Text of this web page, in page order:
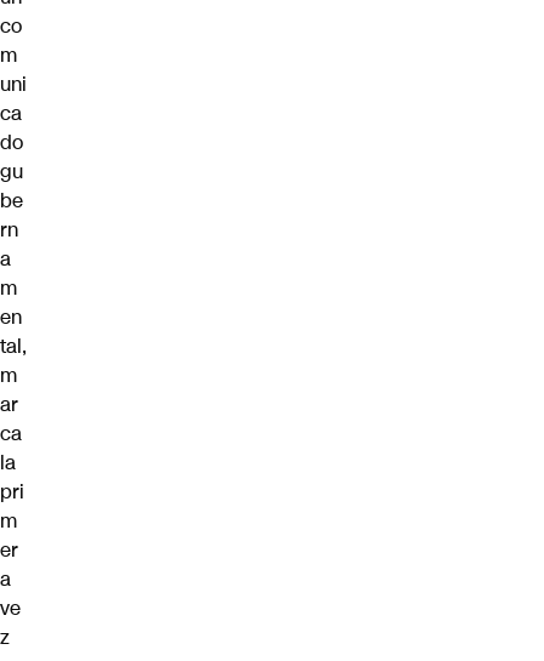
co
m
uni
ca
do
gu
be
rn
a
m
en
tal,
m
ar
ca
la
pri
m
er
a
ve
z